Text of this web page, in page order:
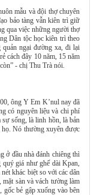
mẫu và đội thợ chuyên
bảo tàng vẫn kiên trì giữ
qua việc những người thợ
Dân tộc học kiên trì theo
quản ngại đường xa, đi lại
cách đây 10 năm, 15 năm
- chị Thu Trà nói.
ông Y Em K’nul nay đã
có nguyên liệu và chi phí
sống, là linh hồn, là bản
họ. Nó thường xuyên được
ở đầu nhà đánh chiêng thì
quý giá như ghế dài Kpan,
khác biệt so với các dân
sàn và vách tường làm
bẻ gập xuống vào bên